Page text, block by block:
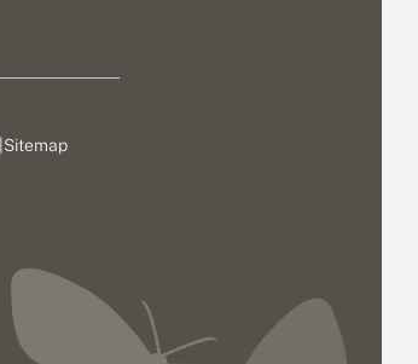
Sitemap